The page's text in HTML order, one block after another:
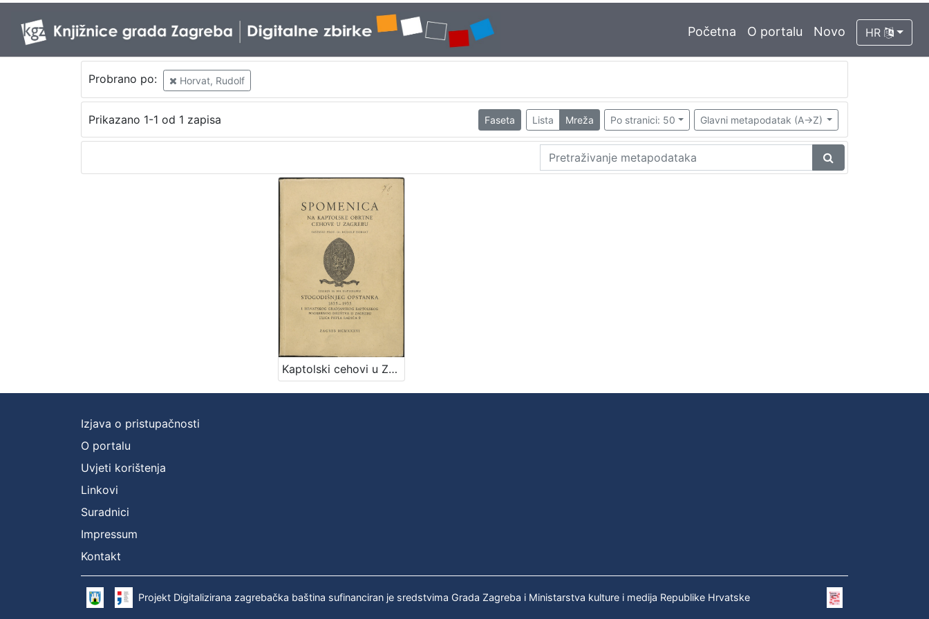
Početna O portalu Novo HR
Probrano po: Horvat, Rudolf
Prikazano 1-1 od 1 zapisa Faseta Lista Mreža Po stranici: 50 Glavni metapodatak (A->Z)
Kaptolski cehovi u Zagrebu / napisao Rudolf Horvat
Izjava o pristupačnosti
O portalu
Uvjeti korištenja
Linkovi
Suradnici
Impressum
Kontakt
Projekt Digitalizirana zagrebačka baština sufinanciran je sredstvima Grada Zagreba i Ministarstva kulture i medija Republike Hrvatske